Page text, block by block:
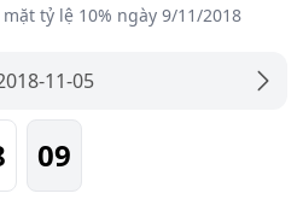
tỷ lệ 10% ngày 9/11/2018
11-05
09